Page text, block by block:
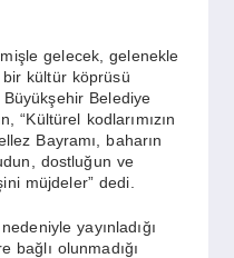
gelecek, gelenekle
kültür köprüsü
Belediye
“Kültürel kodlarımızın
Bayramı, baharın
dostluğun ve
müjdeler” dedi.
yayınladığı
bağlı olunmadığı